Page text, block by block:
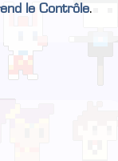
le Contrôle.